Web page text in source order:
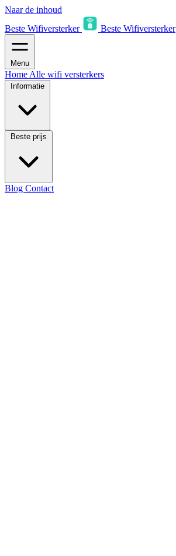
Naar de inhoud
Beste Wifiversterker
Beste Wifiversterker
Menu
Home Alle wifi versterkers
Informatie
Beste prijs
Blog Contact